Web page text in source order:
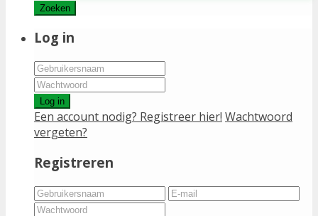
Zoeken
Log in
Log in
Een account nodig? Registreer hier! Wachtwoord
vergeten?
Registreren